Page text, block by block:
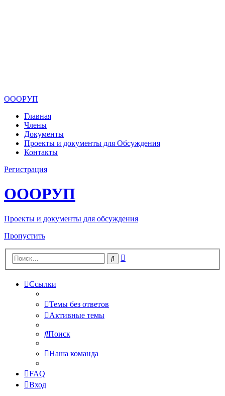
ОООРУП
Главная
Члены
Документы
Проекты и документы для Обсуждения
Контакты
Регистрация
ОООРУП
Проекты и документы для обсуждения
Пропустить
Поиск
Ссылки
Темы без ответов
Активные темы
Поиск
Наша команда
FAQ
Вход